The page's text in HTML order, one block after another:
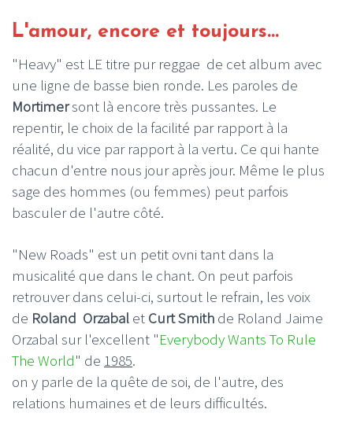
L'amour, encore et toujours...
"Heavy" est LE titre pur reggae de cet album avec
une ligne de basse bien ronde. Les paroles de
Mortimersont là encore très pussantes. Le
repentir, le choix de la facilité par rapport à la
réalité, du vice par rapport à la vertu. Ce qui hante
chacun d'entre nous jour après jour. Même le plus
sage des hommes (ou femmes) peut parfois
basculer de l'autre côté.
"New Roads" est un petit ovni tant dans la
musicalité que dans le chant. On peut parfois
retrouver dans celui-ci, surtout le refrain, les voix
de Roland Orzabal et Curt Smith de Roland Jaime
Orzabal sur l'excellent "Everybody Wants To Rule
The World" de 1985.
on y parle de la quête de soi, de l'autre, des
relations humaines et de leurs difficultés.